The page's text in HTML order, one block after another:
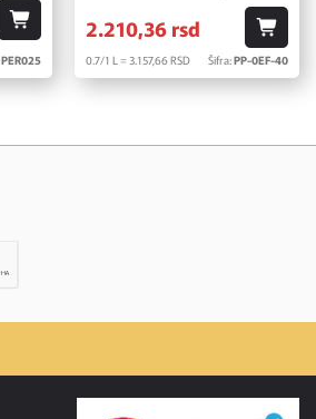
PER025
2.210,36 rsd
0.7/1 L = 3.157,66RSD Šifra:PP-0EF-40